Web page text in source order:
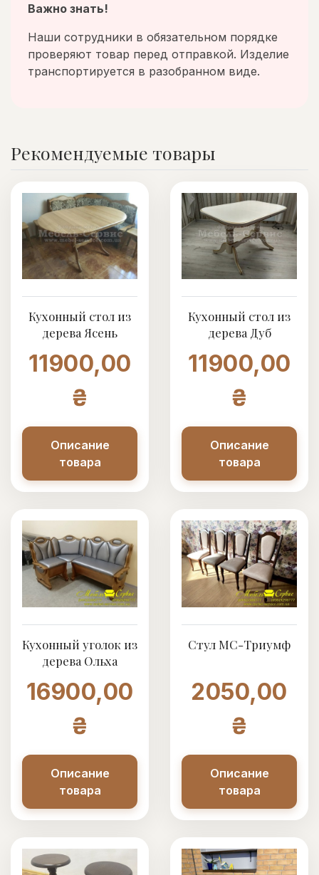
Важно знать!
Наши сотрудники в обязательном порядке
проверяют товар перед отправкой. Изделие
транспортируется в разобранном виде.
Рекомендуемые товары
Кухонный стол из
дерева Ясень
11900,00
₴
Описание
товара
Кухонный стол из
дерева Дуб
11900,00
₴
Описание
товара
Кухонный уголок из
дерева Ольха
16900,00
₴
Описание
товара
Стул МС-Триумф
2050,00
₴
Описание
товара